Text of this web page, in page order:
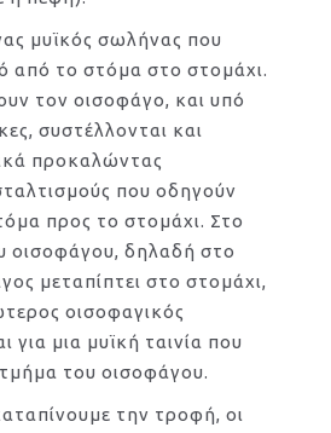
μυϊκός σωλήνας που
από το στόμα στο στομάχι.
τον οισοφάγο, και υπό
συστέλλονται και
προκαλώντας
που οδηγούν
προς το στομάχι. Στο
οισοφάγου, δηλαδή στο
μεταπίπτει στο στομάχι,
οισοφαγικός
για μια μυϊκή ταινία που
του οισοφάγου.
την τροφή, οι